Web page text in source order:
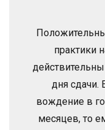
практики
дня сдачи.
вождение в
месяцев, то